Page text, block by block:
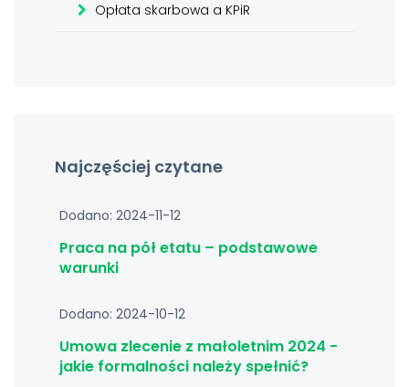
Opłata skarbowa a KPiR
Najczęściej czytane
Dodano: 2024-11-12
Praca na pół etatu – podstawowe
warunki
Dodano: 2024-10-12
Umowa zlecenie z małoletnim 2024 -
jakie formalności należy spełnić?